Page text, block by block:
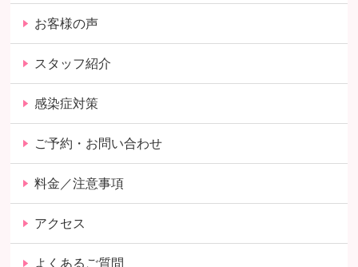
お客様の声
スタッフ紹介
感染症対策
ご予約・お問い合わせ
料金／注意事項
アクセス
よくあるご質問